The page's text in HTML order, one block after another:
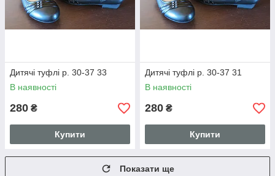
Дитячі туфлі р. 30-37 33
В наявності
280 ₴
Купити
Дитячі туфлі р. 30-37 31
В наявності
280 ₴
Купити
Показати ще